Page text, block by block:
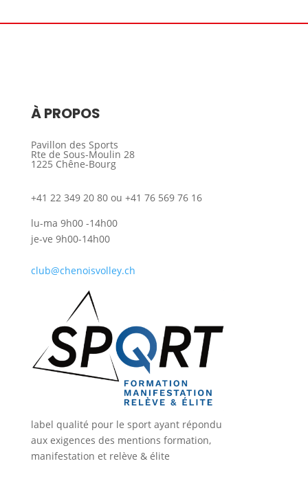
À PROPOS
Pavillon des Sports
Rte de Sous-Moulin 28
1225 Chêne-Bourg
+41 22 349 20 80 ou +41 76 569 76 16
lu-ma 9h00 -14h00
je-ve 9h00-14h00
club@chenoisvolley.ch
label qualité pour le sport ayant répondu
aux exigences des mentions formation,
manifestation et relève & élite